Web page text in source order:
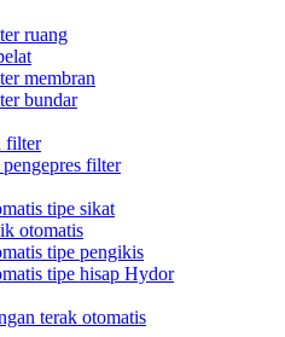
ruang
membran
bundar
filter
filter
tipe sikat
otomatis
tipe pengikis
tipe hisap Hydor
terak otomatis